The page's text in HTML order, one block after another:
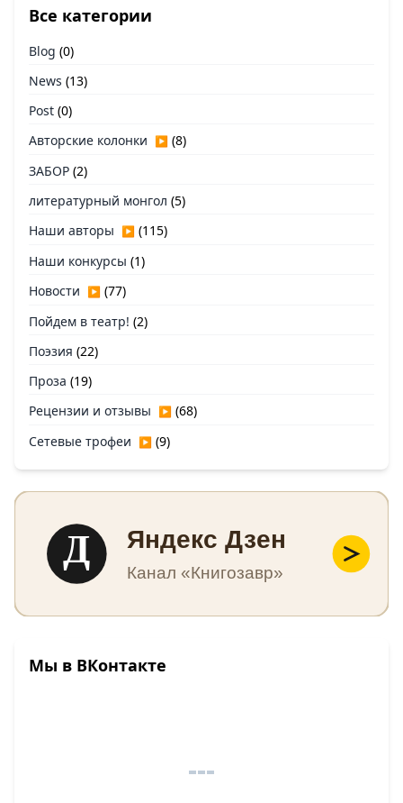
Все категории
Blog (0)
News (13)
Post (0)
Авторские колонки ▶ (8)
ЗАБОР (2)
литературный монгол (5)
Наши авторы ▶ (115)
Наши конкурсы (1)
Новости ▶ (77)
Пойдем в театр! (2)
Поэзия (22)
Проза (19)
Рецензии и отзывы ▶ (68)
Сетевые трофеи ▶ (9)
Д Яндекс Дзен
Канал «Книгозавр»
Мы в ВКонтакте